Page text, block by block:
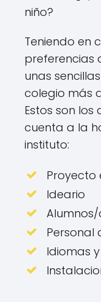
niño?
Teniendo en
preferencias
unas
colegio más
Estos son
cuenta a la
instituto:
Proyecto
Ideario
Personal
Idiomas